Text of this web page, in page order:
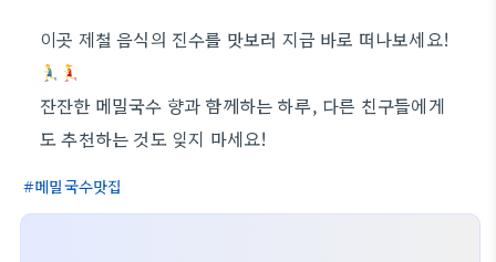
이곳 제철 음식의 진수를 맛보러 지금 바로 떠나보세요!
잔잔한 메밀국수 향과 함께하는 하루, 다른 친구들에게
도 추천하는 것도 잊지 마세요!
메밀국수맛집